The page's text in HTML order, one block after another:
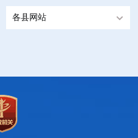
各县网站